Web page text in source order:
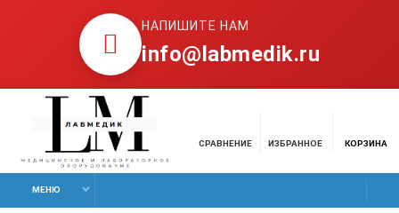
НАПИШИТЕ НАМ
info@labmedik.ru
СРАВНЕНИЕ ИЗБРАННОЕ КОРЗИНА
МЕНЮ